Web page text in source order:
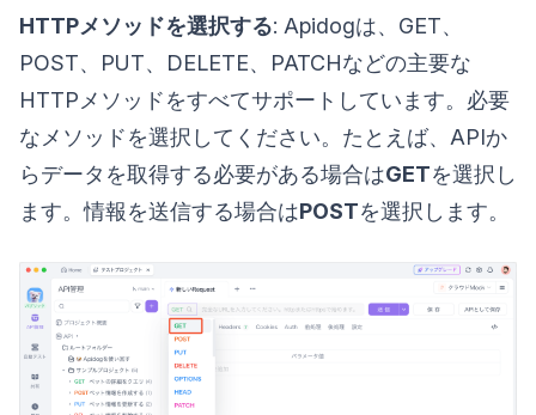
HTTPメソッドを選択する: Apidogは、GET、
POST、PUT、DELETE、PATCHなどの主要な
HTTPメソッドをすべてサポートしています。必要
なメソッドを選択してください。たとえば、APIか
らデータを取得する必要がある場合はGETを選択し
ます。情報を送信する場合はPOSTを選択します。